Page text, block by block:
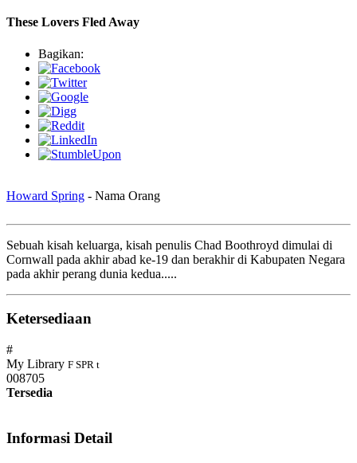
These Lovers Fled Away
Bagikan:
Howard Spring - Nama Orang
Sebuah kisah keluarga, kisah penulis Chad Boothroyd dimulai di
Cornwall pada akhir abad ke-19 dan berakhir di Kabupaten Negara
pada akhir perang dunia kedua.....
Ketersediaan
#
My Library F SPR t
008705
Tersedia
Informasi Detail